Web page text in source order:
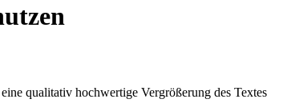
qualitativ hochwertige Vergrößerung des Textes